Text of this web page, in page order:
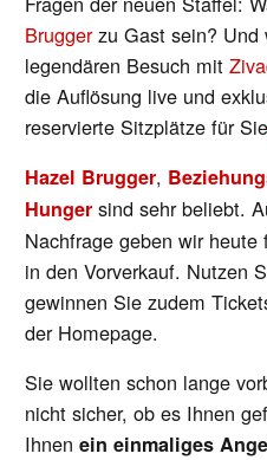
Bruggerzu Gast sein? Und
legendären Besuch mit
die Auflösung live und
reservierte Sitzplätze für
Hazel Brugger,
Hunger sind sehr beliebt.
Nachfrage geben wir
in den Vorverkauf. Nutzen
gewinnen Sie zudem
der Homepage.
Sie wollten schon lange
nicht sicher, ob es Ihnen
Ihnenein einmaliges